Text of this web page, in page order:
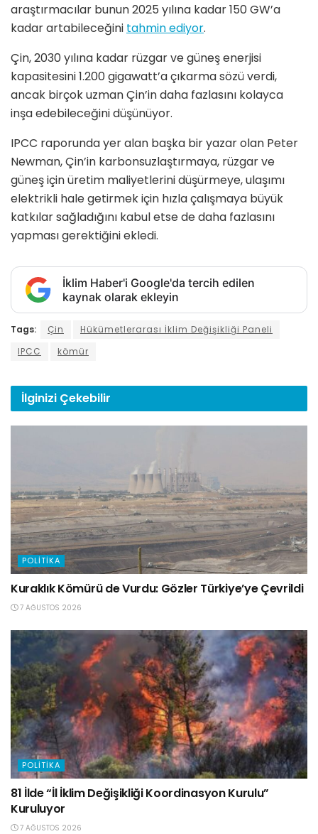
araştırmacılar bunun 2025 yılına kadar 150 GW’a
kadar artabileceğini tahmin ediyor.
Çin, 2030 yılına kadar rüzgar ve güneş enerjisi
kapasitesini 1.200 gigawatt’a çıkarma sözü verdi,
ancak birçok uzman Çin’in daha fazlasını kolayca
inşa edebileceğini düşünüyor.
IPCC raporunda yer alan başka bir yazar olan Peter
Newman, Çin’in karbonsuzlaştırmaya, rüzgar ve
güneş için üretim maliyetlerini düşürmeye, ulaşımı
elektrikli hale getirmek için hızla çalışmaya büyük
katkılar sağladığını kabul etse de daha fazlasını
yapması gerektiğini ekledi.
İklim Haber'i Google'da tercih edilen
kaynak olarak ekleyin
Tags: Çin
Hükümetlerarası İklim Değişikliği Paneli
IPCC
kömür
İlginizi Çekebilir
POLITIKA
Kuraklık Kömürü de Vurdu: Gözler Türkiye’ye Çevrildi
7 AĞUSTOS 2026
POLITIKA
81 İlde “İl İklim Değişikliği Koordinasyon Kurulu”
Kuruluyor
7 AĞUSTOS 2026